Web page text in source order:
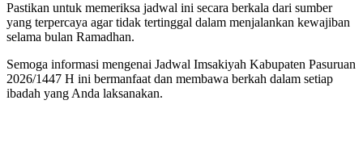
Pastikan untuk memeriksa jadwal ini secara berkala dari sumber
yang terpercaya agar tidak tertinggal dalam menjalankan kewajiban
selama bulan Ramadhan.
Semoga informasi mengenai Jadwal Imsakiyah Kabupaten Pasuruan
2026/1447 H ini bermanfaat dan membawa berkah dalam setiap
ibadah yang Anda laksanakan.